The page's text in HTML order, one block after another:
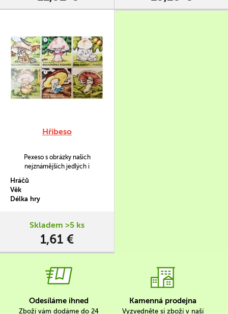
Hřibeso
Pexeso s obrázky našich
nejznámějších jedlých i
jejich sbírání mohou nastat.
Kromě klasických dvojic je zde i
několik jednic, trojic a dokonce i
Hráčů
Věk
Délka hry
Skladem >5 ks
1,61 €
Odesíláme ihned
Zboží vám dodáme do 24
Kamenná prodejna
Vyzvedněte si zboží v naší